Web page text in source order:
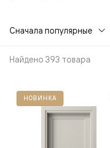
Сначала популярные
Найдено 393 товара
НОВИНКА